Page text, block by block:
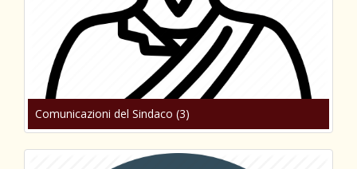
Comunicazioni del Sindaco (3)